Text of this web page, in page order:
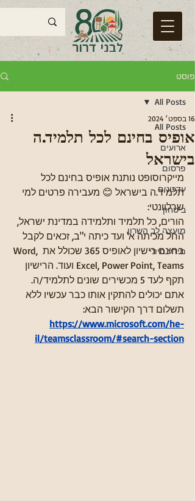
פוסט
All Posts
ארועים
פרסום
עדכונים
ביטחון
מועצה לב השרון
מידע חיוני
All Posts
אופיס בחינם לכל תלמיד.ה
בישראל
16 בספט׳ 2024
מייקרוסופט נותנת אופיס בחינם לכל
תלמיד.ה בישראל 😊 מעבירה פרטים למי
שרלוונטי:
הורים, כל תלמיד ותלמידה במדינת ישראל,
החל מכיתה א' ועד כיתה י"ב, זכאים לקבל
בחינם רישיון לאופיס 365 שכולל את Word,
Excel, Power Point, Teams ועוד. הרישיון
תקף לעד 5 מכשירים שונים לתלמיד/ה.
אתם יכולים להתקין אותו כבר עכשיו ללא
תשלום דרך הקישור הבא:
https://www.microsoft.com/he-
il/teamsclassroom/#search-section